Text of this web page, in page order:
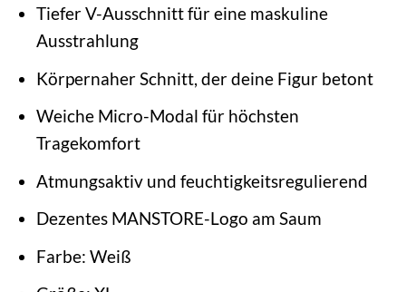
Tiefer V-Ausschnitt für eine maskuline
Ausstrahlung
Körpernaher Schnitt, der deine Figur betont
Weiche Micro-Modal für höchsten
Tragekomfort
Atmungsaktiv und feuchtigkeitsregulierend
Dezentes MANSTORE-Logo am Saum
Farbe: Weiß